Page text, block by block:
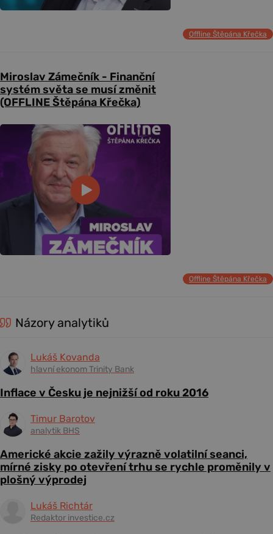
Offline Štěpána Křečka
Miroslav Zámečník - Finanční
systém světa se musí změnit
(OFFLINE Štěpána Křečka)
Offline Štěpána Křečka
Názory analytiků
Lukáš Kovanda
hlavní ekonom Trinity Bank
Inflace v Česku je nejnižší od roku 2016
Timur Barotov
analytik BHS
Americké akcie zažily výrazně volatilní seanci,
mírné zisky po otevření trhu se rychle proměnily v
plošný výprodej
Lukáš Richtár
Redaktor investice.cz